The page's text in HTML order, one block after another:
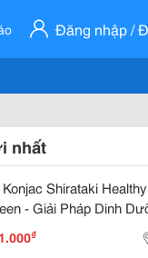
Đăng nhập /
nhất
Shirataki
- Giải Pháp Dinh
Mạnh Cho Cuộc Sống
₫